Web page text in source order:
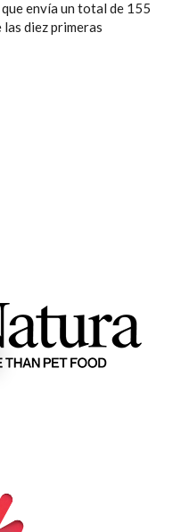
envía un total de 155
diez primeras